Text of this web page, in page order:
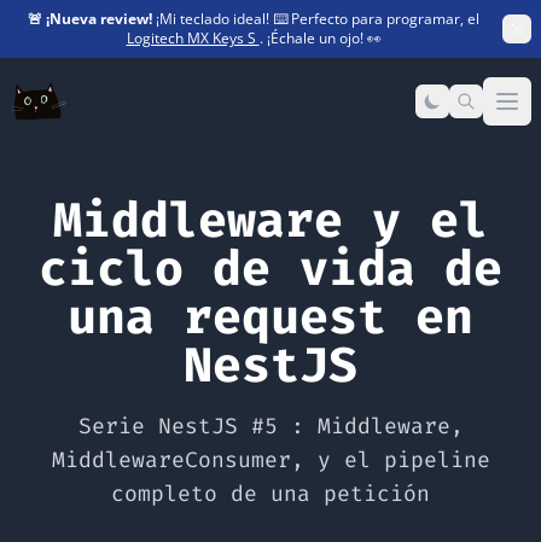
🚨 ¡Nueva review! ¡Mi teclado ideal! ⌨️ Perfecto para programar, el
Logitech MX Keys S . ¡Échale un ojo! 👀
Middleware y el
ciclo de vida de
una request en
NestJS
Serie NestJS #5 : Middleware,
MiddlewareConsumer, y el pipeline
completo de una petición